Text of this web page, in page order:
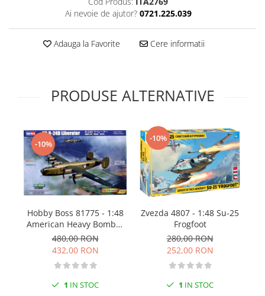
Technical Paint
Contrast Paint
Green Stuff World
Special Effects
Inks
Diluanti, lacuri si auxiliare
Primer
Pigmenti Super Metalici
Fluorescent Paints
Chrome Paints
Dipping Inks
Flexible Paint
Trench Crusade
Warhammer The Old World
Figurine Colectionabile
Ai nevoie de ajutor? 0721.225.039
Adauga la Favorite Cere informatii
PRODUSE ALTERNATIVE
-10%
Hobby Boss 81775 - 1:48
American Heavy Bomber
US B-24D Liberator
480,00 RON
432,00 RON
1 IN STOC
-10%
Zvezda 4807 - 1:48 Su-25
Frogfoot
280,00 RON
252,00 RON
1 IN STOC